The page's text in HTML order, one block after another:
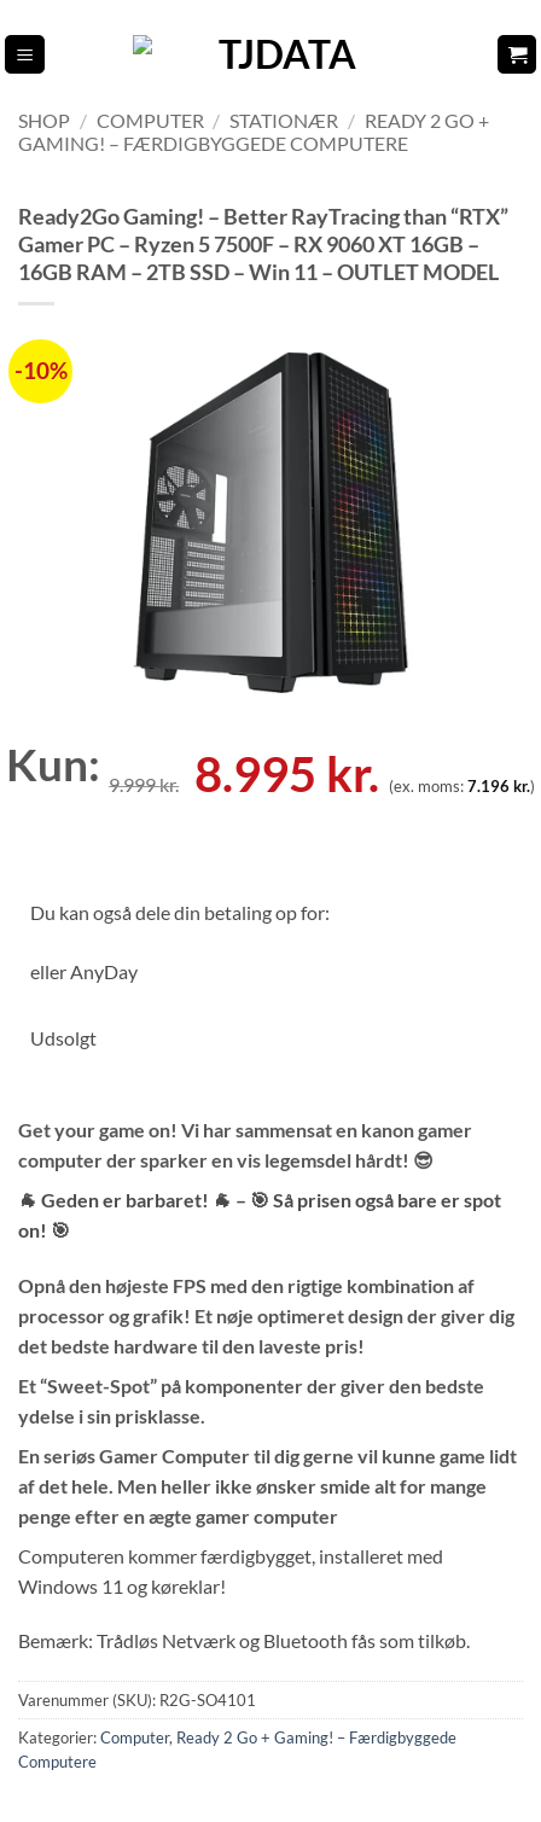
til
indhold
SHOP / COMPUTER / STATIONÆR / READY 2 GO +
GAMING! – FÆRDIGBYGGEDE COMPUTERE
Ready2Go Gaming! – Better RayTracing than “RTX”
Gamer PC – Ryzen 5 7500F – RX 9060 XT 16GB –
16GB RAM – 2TB SSD – Win 11 – OUTLET MODEL
-10%
Kun: 9.999kr.
Den
var:
8.995 kr.Den
(ex. moms:7.196 kr.)
Du kan også dele din betaling op for:
ellerAnyDay
Udsolgt
Get your game on! Vi har sammensat en kanon gamer
computer der sparker en vis legemsdel hårdt! 😎
🐐 Geden er barbaret! 🐐 – 🎯 Så prisen også bare er spot
on! 🎯
Opnå den højeste FPS med den rigtige kombination af
processor og grafik! Et nøje optimeret design der giver dig
det bedste hardware til den laveste pris!
Et “Sweet-Spot” på komponenter der giver den bedste
ydelse i sin prisklasse.
En seriøs Gamer Computer til dig gerne vil kunne game lidt
af det hele. Men heller ikke ønsker smide alt for mange
penge efter en ægte gamer computer
Computeren kommer færdigbygget, installeret med
Windows 11 og køreklar!
Bemærk: Trådløs Netværk og Bluetooth fås som tilkøb.
Varenummer (SKU): R2G-SO4101
Kategorier:Computer, Ready 2 Go + Gaming! – Færdigbyggede
Computere